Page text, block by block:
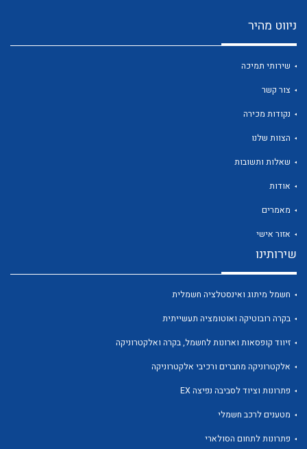
לכל מוצרי היצרן
ניווט מהיר
שירותי תמיכה
צור קשר
נקודות מכירה
הצוות שלנו
שאלות ותשובות
אודות
מאמרים
אזור אישי
שירותינו
חשמל מיתוג ואינסטלציה חשמלית
בקרה רובוטיקה ואוטומציה תעשייתית
זיווד קופסאות וארונות לחשמל, בקרה ואלקטרוניקה
אלקטרוניקה מחברים ורכיבי אלקטרוניקה
פתרונות וציוד לסביבה נפיצה EX
מטענים לרכב חשמלי
פתרונות לתחום הסולארי